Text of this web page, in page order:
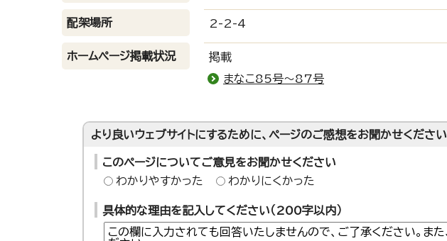
配架場所 2-2-4
ホームページ掲載状況
掲載
まなこ85号～87号
より良いウェブサイトにするために、ページのご感想をお聞かせください
このページについてご意見をお聞かせください
わかりやすかった
わかりにくかった
具体的な理由を記入してください（200字以内）